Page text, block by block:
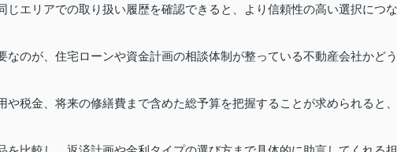
じエリアでの取り扱い履歴を確認できると、より信頼性の高い選択につな
なのが、住宅ローンや資金計画の相談体制が整っている不動産会社かどう
や税金、将来の修繕費まで含めた総予算を把握することが求められると、